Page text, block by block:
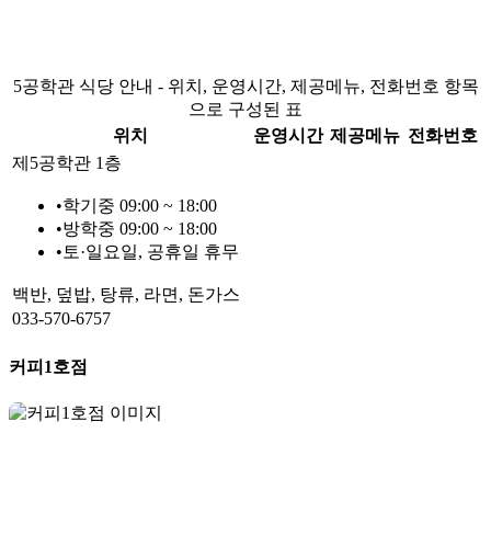
5공학관 식당 안내 - 위치, 운영시간, 제공메뉴, 전화번호 항목
으로 구성된 표
위치
운영시간 제공메뉴 전화번호
제5공학관 1층
•학기중 09:00 ~ 18:00
•방학중 09:00 ~ 18:00
•토·일요일, 공휴일 휴무
백반, 덮밥, 탕류, 라면, 돈가스
033-570-6757
커피1호점